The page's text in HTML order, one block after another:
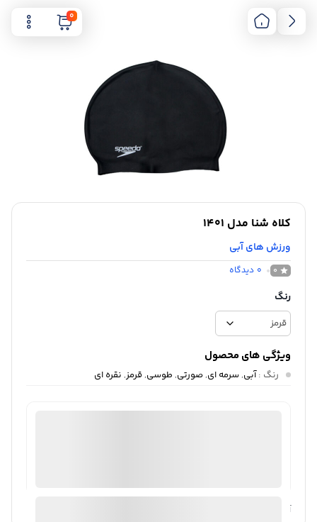
0
کلاه شنا مدل 1401
ورزش های آبی
0
0 دیدگاه
رنگ
ویژگی های محصول
رنگ :آبی, سرمه ای,صورتی, طوسی, قرمز, نقره ای
آیا قیمت مناسب تری سراغ دارید؟